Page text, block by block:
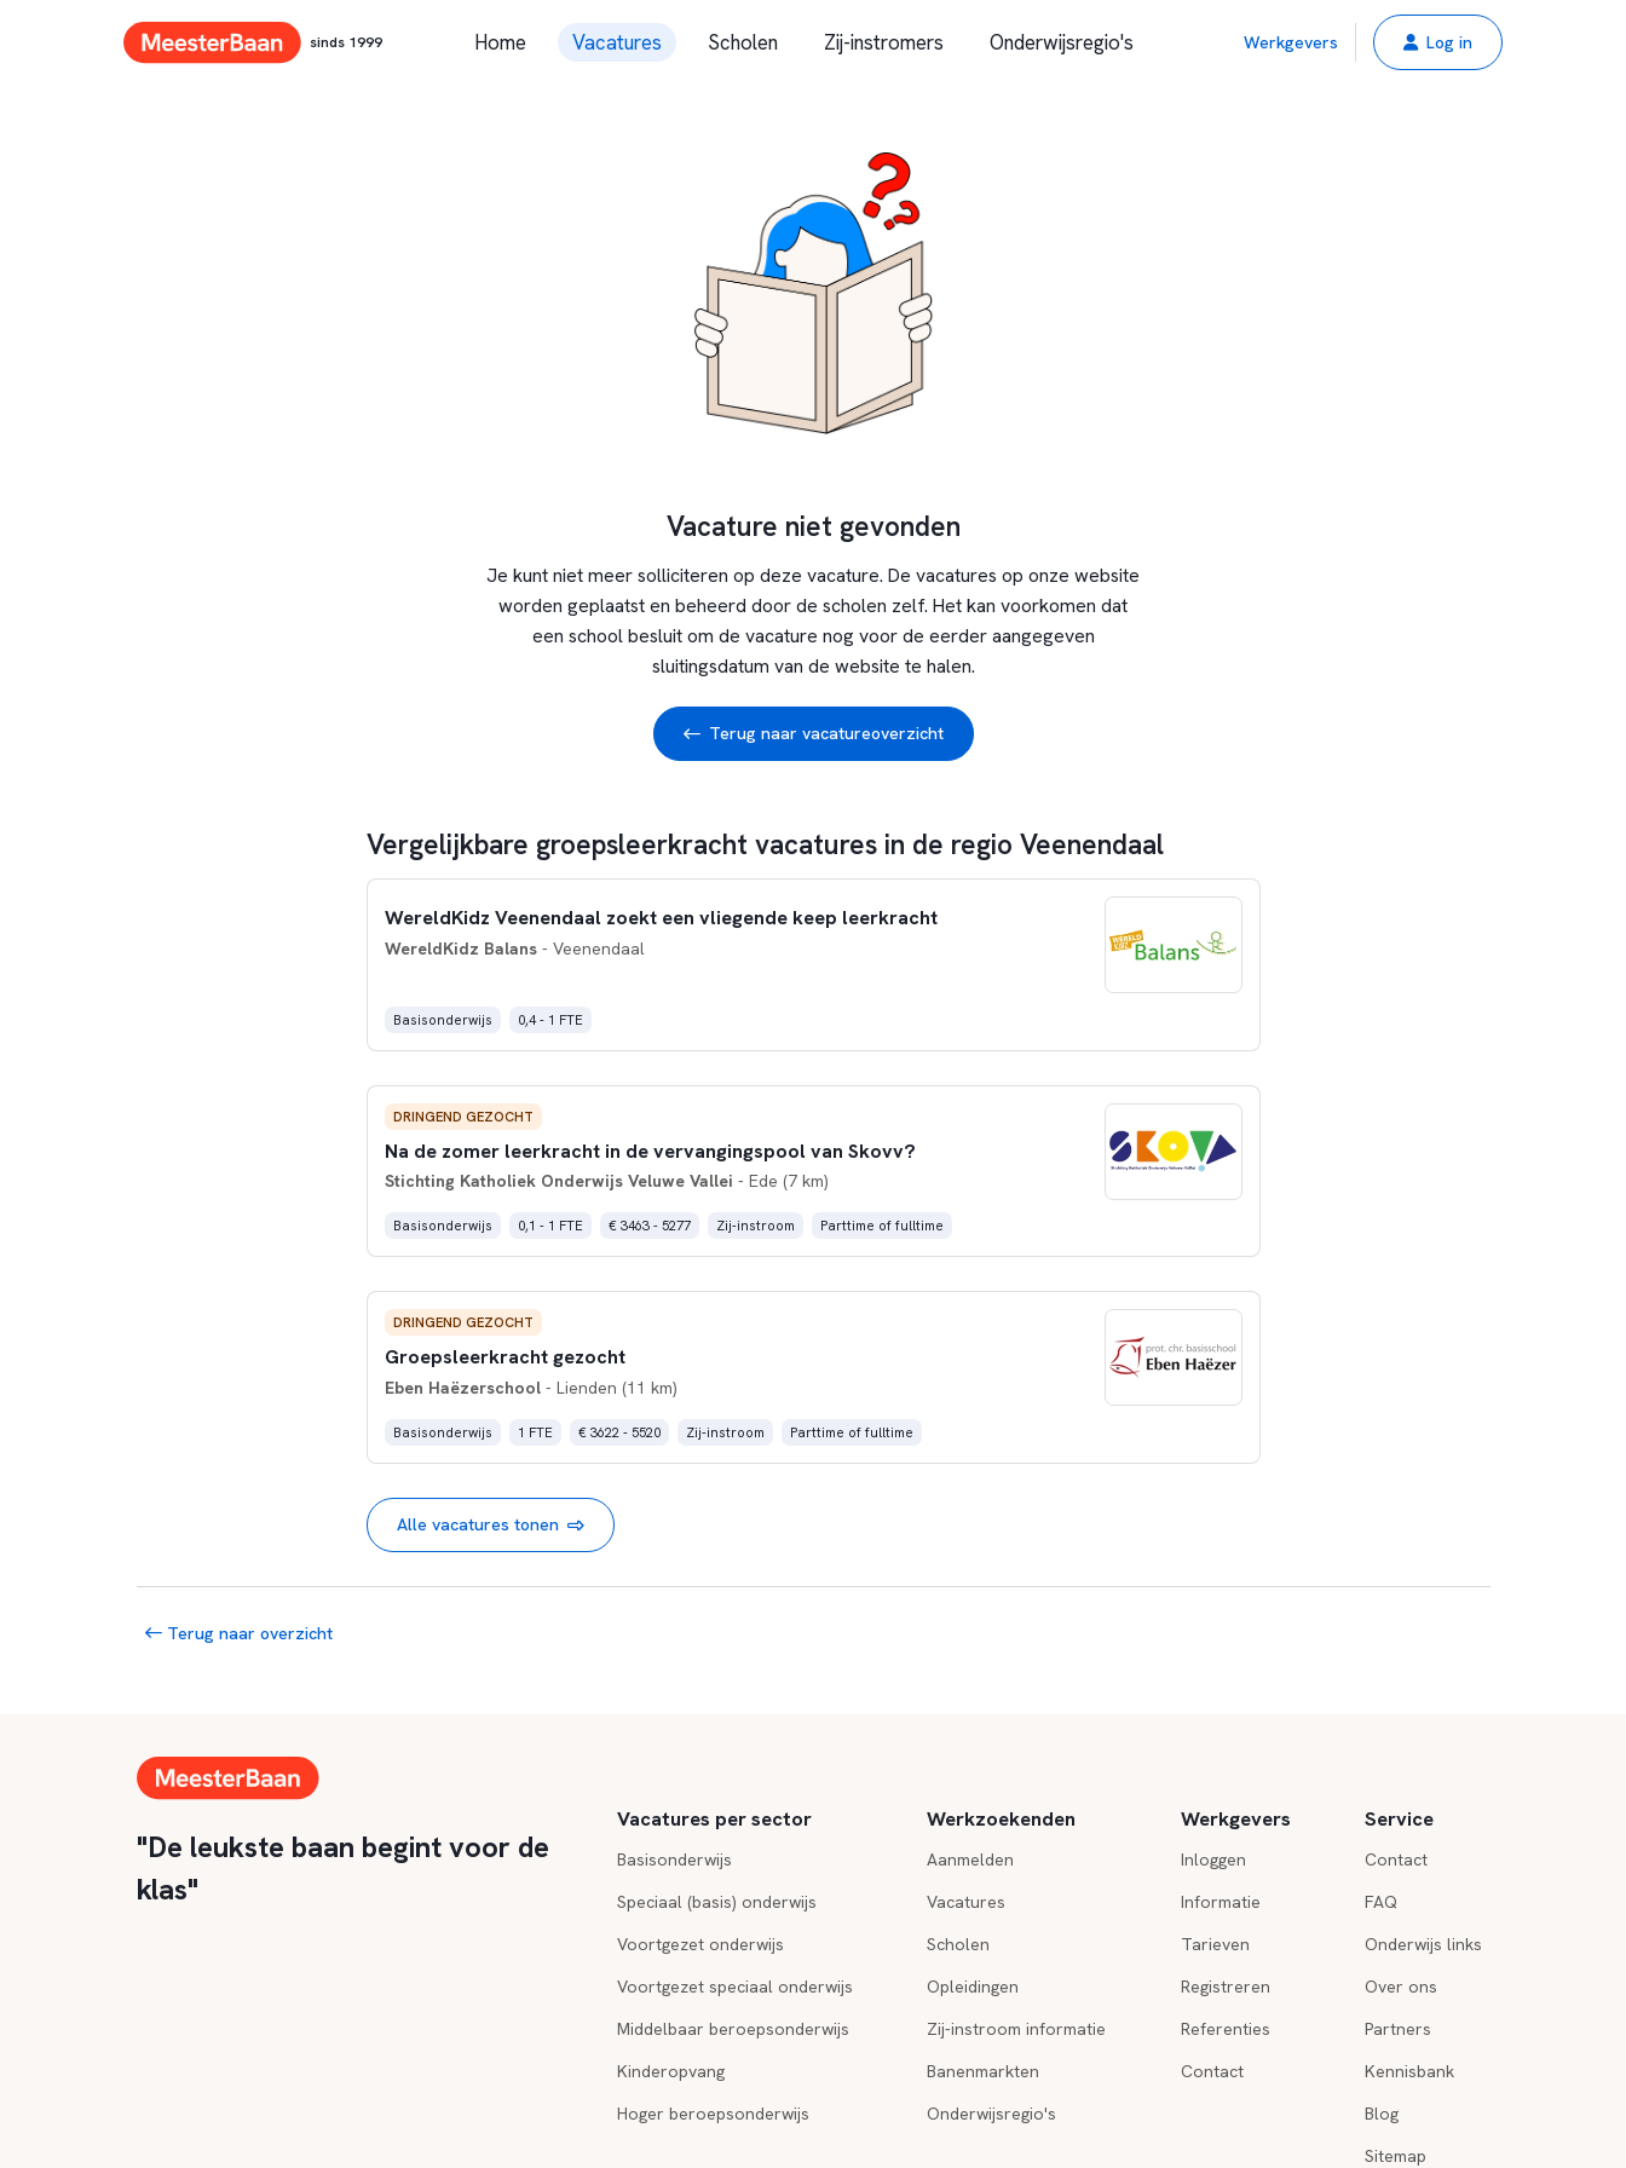
sinds 1999 Home Vacatures Scholen Zij-instromers Onderwijsregio's Werkgevers Log in
Vacature niet gevonden
Je kunt niet meer solliciteren op deze vacature. De vacatures op onze website
worden geplaatst en beheerd door de scholen zelf. Het kan voorkomen dat
een school besluit om de vacature nog voor de eerder aangegeven
sluitingsdatum van de website te halen.
Terug naar vacatureoverzicht
Vergelijkbare groepsleerkracht vacatures in de regio Veenendaal
WereldKidz Veenendaal zoekt een vliegende keep leerkracht
WereldKidz Balans- Veenendaal
Basisonderwijs 0,4 - 1 FTE
DRINGEND GEZOCHT
Na de zomer leerkracht in de vervangingspool van Skovv?
Stichting Katholiek Onderwijs Veluwe Vallei - Ede (7 km)
Basisonderwijs 0,1 - 1 FTE € 3463 - 5277 Zij-instroom Parttime of fulltime
DRINGEND GEZOCHT
Groepsleerkracht gezocht
Eben Haëzerschool- Lienden (11 km)
Basisonderwijs 1 FTE € 3622 - 5520 Zij-instroom Parttime of fulltime
Alle vacatures tonen
Terug naar overzicht
"De leukste baan begint voor de
klas"
Vacatures per sector
Basisonderwijs
Speciaal (basis) onderwijs
Voortgezet onderwijs
Voortgezet speciaal onderwijs
Middelbaar beroepsonderwijs
Kinderopvang
Hoger beroepsonderwijs
Werkzoekenden
Aanmelden
Vacatures
Scholen
Opleidingen
Zij-instroom informatie
Banenmarkten
Onderwijsregio's
Werkgevers
Inloggen
Informatie
Tarieven
Registreren
Referenties
Contact
Service
Contact
FAQ
Onderwijs links
Over ons
Partners
Kennisbank
Blog
Sitemap